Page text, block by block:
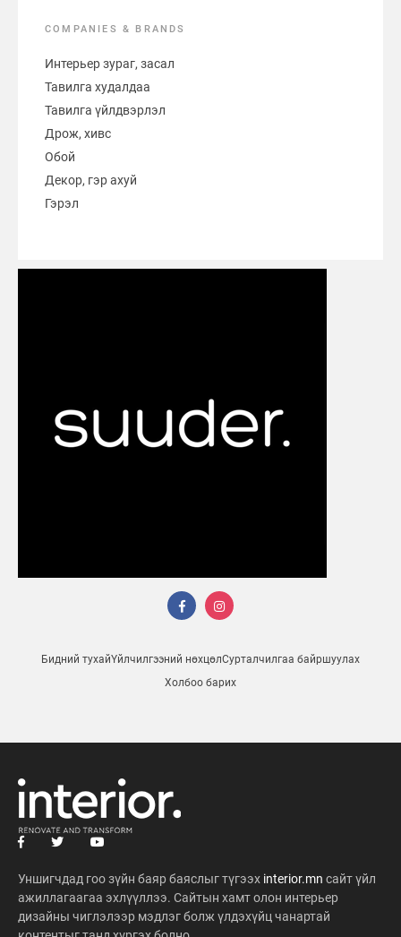
COMPANIES & BRANDS
Интерьер зураг, засал
Тавилга худалдаа
Тавилга үйлдвэрлэл
Дрож, хивс
Обой
Декор, гэр ахуй
Гэрэл
Бидний тухайҮйлчилгээний нөхцөлСурталчилгаа байршуулах
Холбоо барих
Уншигчдад гоо зүйн баяр баяслыг түгээх interior.mn сайт үйл
ажиллагаагаа эхлүүллээ. Сайтын хамт олон интерьер
дизайны чиглэлээр мэдлэг болж үлдэхүйц чанартай